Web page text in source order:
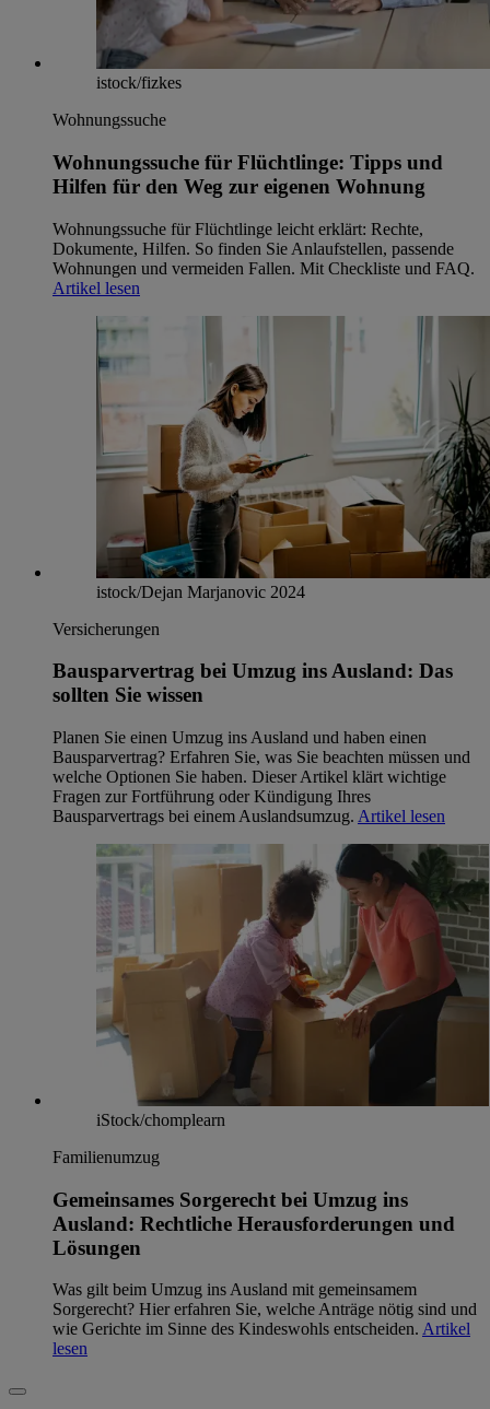
istock/fizkes
Wohnungssuche
Wohnungssuche für Flüchtlinge: Tipps und
Hilfen für den Weg zur eigenen Wohnung
Wohnungssuche für Flüchtlinge leicht erklärt: Rechte,
Dokumente, Hilfen. So finden Sie Anlaufstellen, passende
Wohnungen und vermeiden Fallen. Mit Checkliste und FAQ.
Artikel lesen
istock/Dejan Marjanovic 2024
Versicherungen
Bausparvertrag bei Umzug ins Ausland: Das
sollten Sie wissen
Planen Sie einen Umzug ins Ausland und haben einen
Bausparvertrag? Erfahren Sie, was Sie beachten müssen und
welche Optionen Sie haben. Dieser Artikel klärt wichtige
Fragen zur Fortführung oder Kündigung Ihres
Bausparvertrags bei einem Auslandsumzug. Artikel lesen
iStock/chomplearn
Familienumzug
Gemeinsames Sorgerecht bei Umzug ins
Ausland: Rechtliche Herausforderungen und
Lösungen
Was gilt beim Umzug ins Ausland mit gemeinsamem
Sorgerecht? Hier erfahren Sie, welche Anträge nötig sind und
wie Gerichte im Sinne des Kindeswohls entscheiden. Artikel
lesen